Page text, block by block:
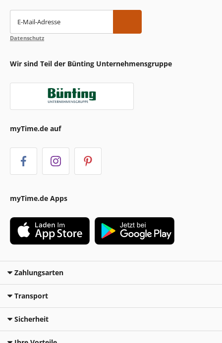
E-Mail-Adresse
Datenschutz
Wir sind Teil der Bünting Unternehmensgruppe
myTime.de auf
myTime.de Apps
Zahlungsarten
Transport
Sicherheit